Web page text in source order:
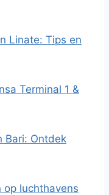
Linate: Tips en
Terminal 1 &
Bari: Ontdek
op luchthavens